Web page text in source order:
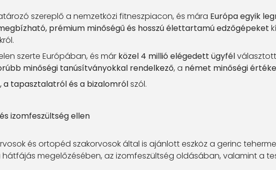
szereplő a nemzetközi fitneszpiacon, és mára Európa egyik
prémium minőségű és hosszú élettartamú edzőgépeket
szerte Európában, és már közel 4 millió elégedett ügyfél
minőségi tanúsítványokkal rendelkező, a német minőségi
a tapasztalatról és a bizalomrólszól.
izomfeszültség ellen
és ortopéd szakorvosok által is ajánlott eszköz a gerinc
megelőzésében, az izomfeszültség oldásában, valamint a